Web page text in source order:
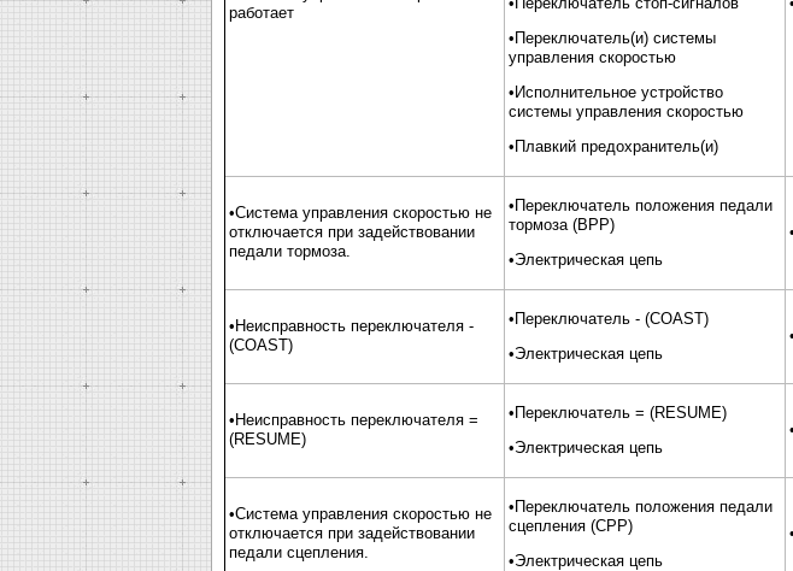
работает
•Переключатель(и) системы
управления скоростью
•Исполнительное устройство
системы управления скоростью
•Плавкий предохранитель(и)
•Система управления скоростью не
отключается при задействовании
педали тормоза.
•Переключатель положения педали
тормоза (ВРР)
•Электрическая цепь
•Неисправность переключателя -
(COAST)
•Переключатель - (COAST)
•Электрическая цепь
•Неисправность переключателя =
(RESUME)
•Переключатель = (RESUME)
•Электрическая цепь
•Система управления скоростью не
отключается при задействовании
педали сцепления.
•Переключатель положения педали
сцепления (СРР)
•Электрическая цепь